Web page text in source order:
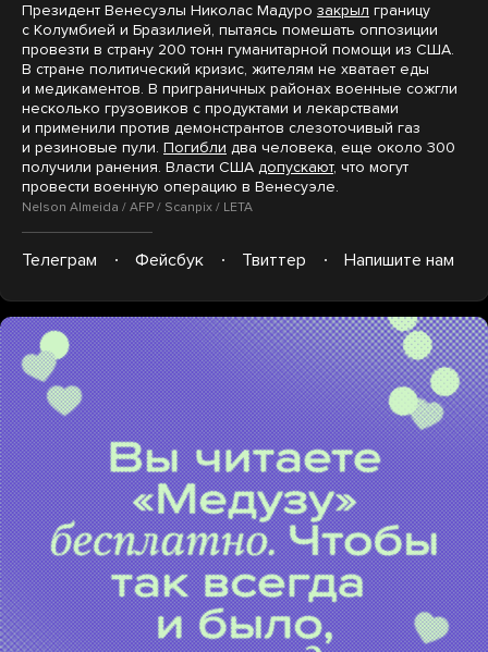
Президент Венесуэлы Николас Мадуро закрыл границу
с Колумбией и Бразилией, пытаясь помешать оппозиции
провезти в страну 200 тонн гуманитарной помощи из США.
В стране политический кризис, жителям не хватает еды
и медикаментов. В приграничных районах военные сожгли
несколько грузовиков с продуктами и лекарствами
и применили против демонстрантов слезоточивый газ
и резиновые пули. Погибли два человека, еще около 300
получили ранения. Власти США допускают, что могут
провести военную операцию в Венесуэле.
Nelson Almeida / AFP / Scanpix / LETA
Телеграм Фейсбук Твиттер Напишите нам